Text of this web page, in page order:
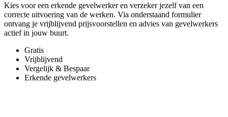
Kies voor een erkende gevelwerker en verzeker jezelf van een
correcte uitvoering van de werken. Via onderstaand formulier
ontvang je vrijblijvend prijsvoorstellen en advies van gevelwerkers
actief in jouw buurt.
Gratis
Vrijblijvend
Vergelijk & Bespaar
Erkende gevelwerkers